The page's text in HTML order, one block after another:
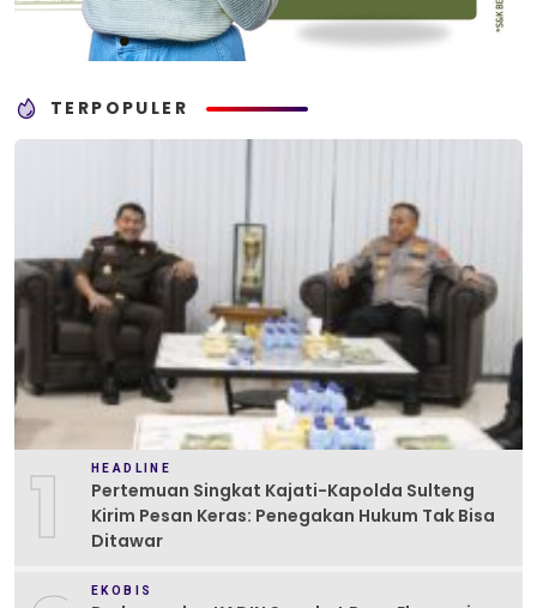
TERPOPULER
1 HEADLINE
Pertemuan Singkat Kajati-Kapolda Sulteng
Kirim Pesan Keras: Penegakan Hukum Tak Bisa
Ditawar
EKOBIS